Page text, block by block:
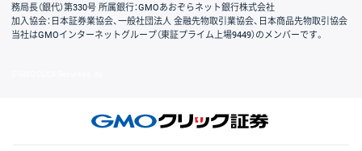
務局長（銀代）第330号 所属銀行：GMOあおぞらネット銀行株式会社
加入協会：日本証券業協会、一般社団法人 金融先物取引業協会、日本商品先物取引協会
当社はGMOインターネットグループ（東証プライム上場9449）のメンバーです。